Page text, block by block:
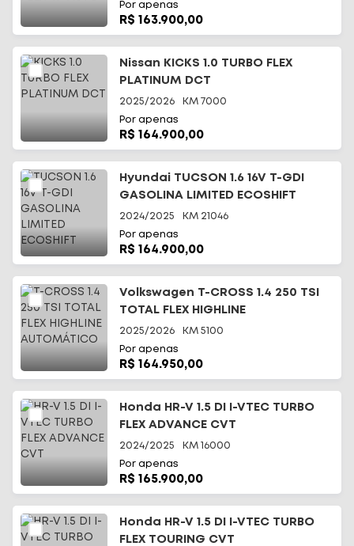
Por apenas
R$ 163.900,00
Nissan KICKS 1.0 TURBO FLEX
PLATINUM DCT
2025/2026 KM 7000
Por apenas
R$ 164.900,00
Hyundai TUCSON 1.6 16V T-GDI
GASOLINA LIMITED ECOSHIFT
2024/2025 KM 21046
Por apenas
R$ 164.900,00
Volkswagen T-CROSS 1.4 250 TSI
TOTAL FLEX HIGHLINE
AUTOMÁTICO
2025/2026 KM 5100
Por apenas
R$ 164.950,00
Honda HR-V 1.5 DI I-VTEC TURBO
FLEX ADVANCE CVT
2024/2025 KM 16000
Por apenas
R$ 165.900,00
Honda HR-V 1.5 DI I-VTEC TURBO
FLEX TOURING CVT